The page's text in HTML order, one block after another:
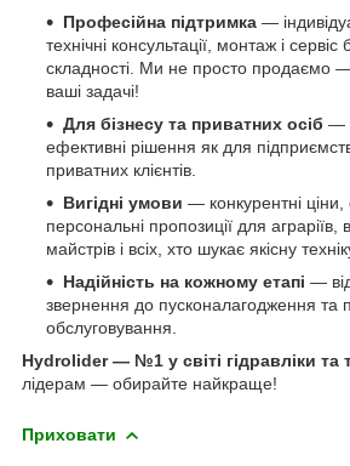
Професійна підтримка —
технічні консультації, монтаж і сервіс
складності. Ми не просто продаємо
ваші задачі!
Для бізнесу та приватних осіб —
ефективні рішення як для
приватних клієнтів.
Вигідні умови — конкурентні
персональні пропозиції для аграріїв,
майстрів і всіх, хто шукає якісну
Надійність на кожному етапі —
звернення до пусконалагодження та
обслуговування.
Hydrolider — №1 у світі гідравліки та
лідерам — обирайте найкраще!
Приховати